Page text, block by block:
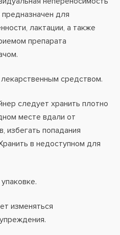
для
лактации, а также
препарата
лекарственным средством.
следует хранить плотно
месте вдали от
избегать попадания
в недоступном для
изменяться